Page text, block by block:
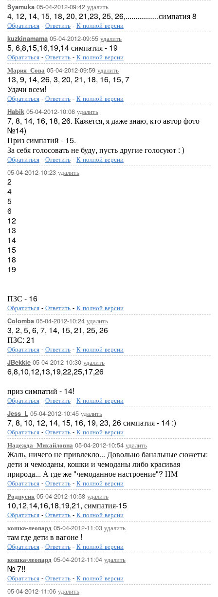
Syamuka 05-04-2012-09:42 удалить
4, 12, 14, 15, 18, 20, 21,23, 25, 26,.................симпатия 8
Обратиться - Ответить - К полной версии
kuzkinamama 05-04-2012-09:55 удалить
5, 6,8,15,16,19,14 симпатия - 19
Обратиться - Ответить - К полной версии
Мария_Сова 05-04-2012-09:59 удалить
13, 9, 14, 26, 3, 20, 21, 18, 16, 15, 7
Удачи всем!
Обратиться - Ответить - К полной версии
Habik 05-04-2012-10:08 удалить
7, 8, 14, 16, 18, 26. Кажется, я даже знаю, кто автор фото
№14)
Приз симпатий - 15.
За себя голосовать не буду, пусть другие голосуют : )
Обратиться - Ответить - К полной версии
05-04-2012-10:23 удалить
2
4
5
6
12
13
14
15
18
19
ПЗС - 16
Обратиться - Ответить - К полной версии
Colomba 05-04-2012-10:24 удалить
3, 2, 5, 6, 7, 14, 15, 21, 25, 26
ПЗС: 21
Обратиться - Ответить - К полной версии
JBekkie 05-04-2012-10:30 удалить
6,8,10,12,13,19,22,25,17,26
приз симпатий - 14!
Обратиться - Ответить - К полной версии
Jess_L 05-04-2012-10:45 удалить
7, 8, 10, 12, 14, 15, 16, 19, 23, 26 симпатия - 14 :)
Обратиться - Ответить - К полной версии
Надежда_Михайловна 05-04-2012-10:54 удалить
Жаль, ничего не привлекло... Довольно банальные сюжеты:
дети и чемоданы, кошки и чемоданы либо красивая
природа... А где же "чемоданное настроение"? НМ
Обратиться - Ответить - К полной версии
Роднусик05-04-2012-10:58 удалить
10,12,14,16,18,19,21, симпатия-15
Обратиться - Ответить - К полной версии
кошка-леопард 05-04-2012-11:03 удалить
там где дети в вагоне !
Обратиться - Ответить - К полной версии
кошка-леопард 05-04-2012-11:04 удалить
№ 7!!
Обратиться - Ответить - К полной версии
05-04-2012-11:06 удалить